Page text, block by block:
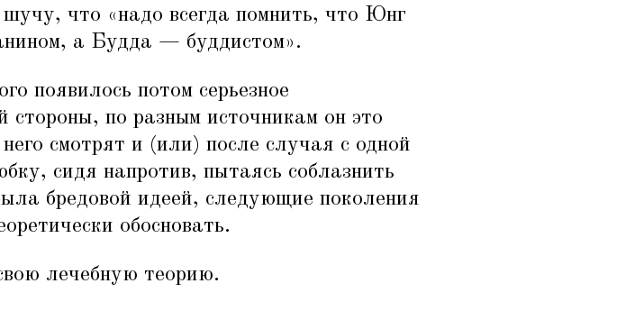
шучу, что «надо всегда помнить, что Юнг
а Будда — буддистом».
появилось потом серьезное
стороны, по разным источникам он это
смотрят и (или) после случая с одной
сидя напротив, пытаясь соблазнить
бредовой идеей, следующие поколения
обосновать.
лечебную теорию.